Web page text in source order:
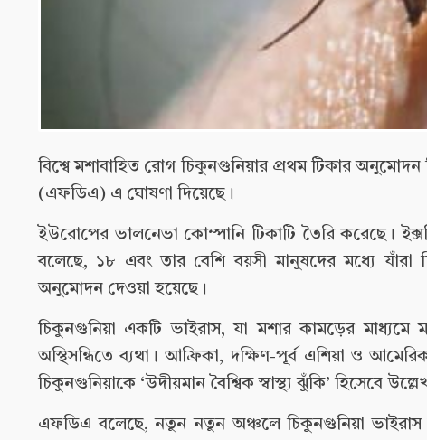
বিশ্বে মশাবাহিত রোগ চিকুনগুনিয়ার প্রথম টিকার অনুমোদন
(এফডিএ) এ ঘোষণা দিয়েছে।
ইউরোপের ভালনেভা কোম্পানি টিকাটি তৈরি করেছে।
বলেছে, ১৮ এবং তার বেশি বয়সী মানুষদের মধ্যে
অনুমোদন দেওয়া হয়েছে।
চিকুনগুনিয়া একটি ভাইরাস, যা মশার কামড়ের
অস্থিসন্ধিতে ব্যথা। আফ্রিকা, দক্ষিণ-পূর্ব এশিয়া ও
চিকুনগুনিয়াকে ‘উদীয়মান বৈশ্বিক স্বাস্থ্য ঝুঁকি’ হিসেবে
এফডিএ বলেছে, নতুন নতুন অঞ্চলে চিকুনগুনিয়া ভাইরাস